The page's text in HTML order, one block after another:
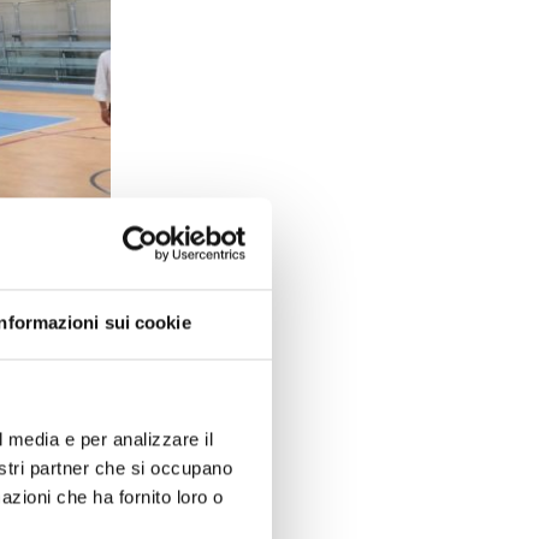
sui cookie
e per analizzare il
partner che si occupano
che ha fornito loro o
essere
euro, è
I
incarichi